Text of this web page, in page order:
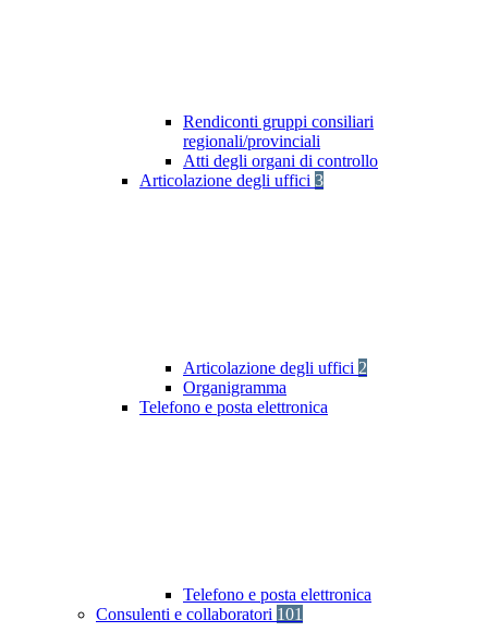
Rendiconti gruppi consiliari
regionali/provinciali
Atti degli organi di controllo
Articolazione degli uffici 3
Articolazione degli uffici 2
Organigramma
Telefono e posta elettronica
Telefono e posta elettronica
Consulenti e collaboratori 101